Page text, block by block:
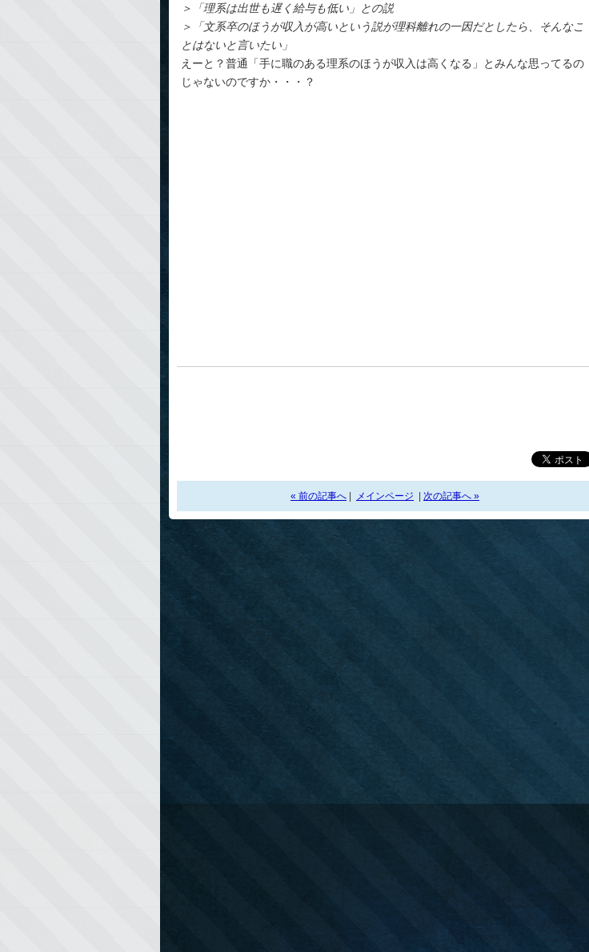
＞「理系は出世も遅く給与も低い」との説
＞「文系卒のほうが収入が高いという説が理科離れの一因だとしたら、そんなこ
とはないと言いたい」
えーと？普通「手に職のある理系のほうが収入は高くなる」とみんな思ってるの
じゃないのですか・・・？
« 前の記事へ メインページ 次の記事へ »